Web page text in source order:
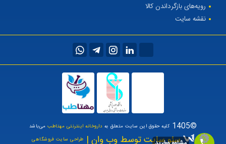
رویه‌های بازگرداندن کالا
نقشه سایت
©1405 کلیه حقوق این سایت متعلق به داروخانه اینترنتی مهتاطبمی‌باشد
سئو سایت توسط وب وان | طراحی سایت فروشگاهی